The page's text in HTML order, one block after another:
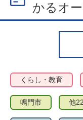
かるオ
くらし・教育
鳴門市 他